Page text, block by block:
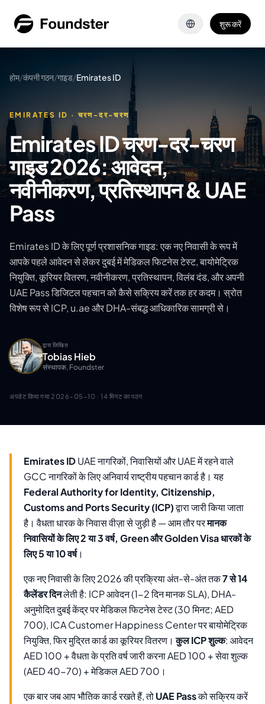
शुरू करें
होम/कंपनी गठन/गाइड/Emirates ID
EMIRATES ID · चरण-दर-चरण
Emirates ID चरण-दर-चरण
गाइड 2026: आवेदन,
नवीनीकरण, प्रतिस्थापन & UAE
Pass
Emirates ID के लिए पूर्ण प्रशासनिक गाइड: एक नए निवासी के रूप में
आपके पहले आवेदन से लेकर दुबई में मेडिकल फिटनेस टेस्ट, बायोमेट्रिक
नियुक्ति, कूरियर वितरण, नवीनीकरण, प्रतिस्थापन, विलंब दंड, और अपनी
UAE Pass डिजिटल पहचान को कैसे सक्रिय करें तक हर कदम। स्रोत
विशेष रूप से ICP, u.ae और DHA-संबद्ध आधिकारिक सामग्री से।
द्वारा लिखित
Tobias Hieb
संस्थापक, Foundster
अपडेट किया गया 2026-05-10 · 14 मिनट का पठन
Emirates IDUAE नागरिकों, निवासियों और UAE में रहने वाले
GCC नागरिकों के लिए अनिवार्य राष्ट्रीय पहचान कार्ड है। यह
Federal Authority for Identity, Citizenship,
Customs and Ports Security (ICP)द्वारा जारी किया जाता
है। वैधता धारक के निवास वीज़ा से जुड़ी है — आम तौर परमानक
निवासियों के लिए 2 या 3 वर्ष, Green और Golden Visa धारकों के
लिए 5 या 10 वर्ष।
एक नए निवासी के लिए 2026 की प्रक्रिया अंत-से-अंत तक7 से 14
कैलेंडर दिनलेती है: ICP आवेदन (1-2 दिन मानक SLA), DHA-
अनुमोदित दुबई केंद्र पर मेडिकल फिटनेस टेस्ट (30 मिनट; AED
700), ICA Customer Happiness Center पर बायोमेट्रिक
नियुक्ति, फिर मुद्रित कार्ड का कूरियर वितरण।कुल ICP शुल्क: आवेदन
AED 100 + वैधता के प्रति वर्ष जारी करना AED 100 + सेवा शुल्क
(AED 40-70) + मेडिकल AED 700।
एक बार जब आप भौतिक कार्ड रखते हैं, तोUAE Passको सक्रिय करें